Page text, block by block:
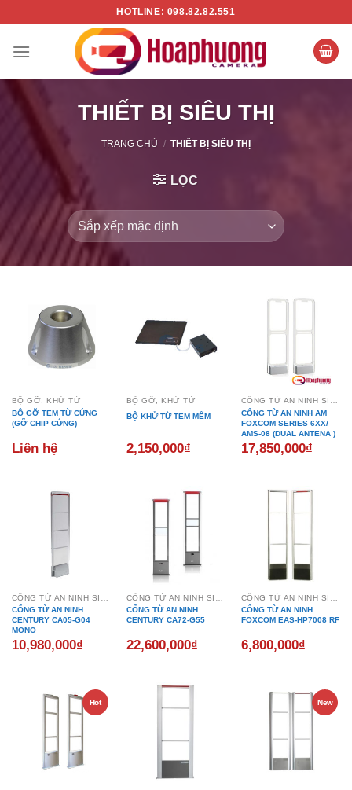
nội
HOTLINE: 098.82.82.551
THIẾT BỊ SIÊU THỊ
TRANG CHỦ / THIẾT BỊ SIÊU THỊ
LỌC
BỘ GỠ, KHỬ TỪ
BỘ GỠ TEM TỪ CỨNG
(GỠ CHIP CỨNG)
Liên hệ
BỘ GỠ, KHỬ TỪ
BỘ KHỬ TỪ TEM MỀM
2,150,000₫
CỔNG TỪ AN NINH SIÊU THỊ
CỔNG TỪ AN NINH AM
FOXCOM SERIES 6XX/
AMS-08 (DUAL ANTENA )
17,850,000₫
CỔNG TỪ AN NINH
CENTURY CA05-G04
MONO
10,980,000₫
CỔNG TỪ AN NINH
CENTURY CA72-G55
22,600,000₫
CỔNG TỪ AN NINH
FOXCOM EAS-HP7008 RF
6,800,000₫
Hot New